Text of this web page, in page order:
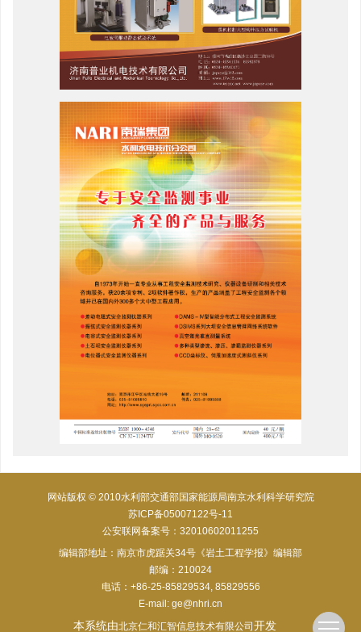
网站版权 © 2010水利部交通部国家能源局南京水利科学研究院
苏ICP备05007122号-11
公安联网备案号：32010602011255
编辑部地址：南京市虎踞关34号《岩土工程学报》编辑部
邮编：210024
电话：+86-25-85829534, 85829556
E-mail: ge@nhri.cn
本系统由北京仁和汇智信息技术有限公司 开发